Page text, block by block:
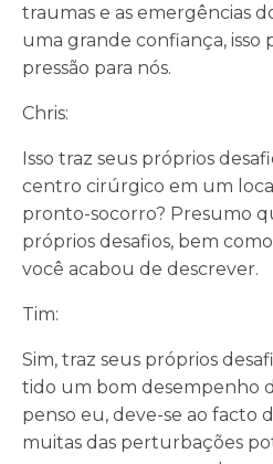
traumas e as emergências
uma grande confiança,
pressão para nós.
Chris:
Isso traz seus próprios
centro cirúrgico em um
pronto-socorro? Presumo
próprios desafios, bem
você acabou de descrever.
Tim:
Sim, traz seus próprios
tido um bom desempenho
penso eu, deve-se ao facto
muitas das perturbações